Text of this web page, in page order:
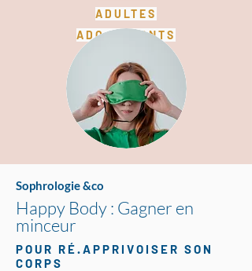
ADULTES
ADO. ENFANTS
Sophrologie &co
Happy Body : Gagner en
minceur
POUR RÉ.APPRIVOISER SON
CORPS